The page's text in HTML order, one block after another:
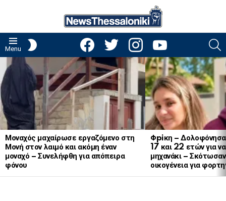
Menu
facebooktwitter instagramyoutube
LATEST
STORIES
Μοναχός μαχαίρωσε εργαζόμενο στη
Μονή στον λαιμό και ακόμη έναν
μοναχό – Συνελήφθη για απόπειρα
φόνου
Φpiκη –
17 και 22 ετών για
μηχανάκι – Σκότωσαν
οικογένεια για